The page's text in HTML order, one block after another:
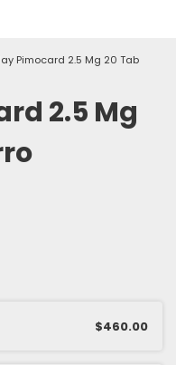
Pimocard 2.5 Mg 20 Tab
2.5 Mg
$460.00